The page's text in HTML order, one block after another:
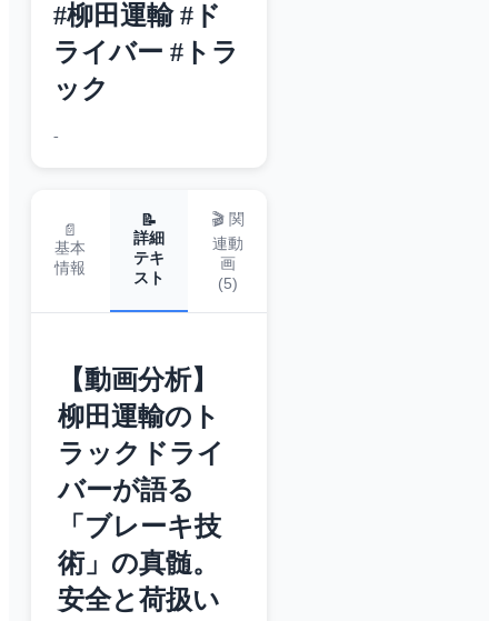
#柳田運輸 #ド
ライバー #トラ
ック
-
📄
基本
情報
📝
詳細
テキ
スト
🎬 関
連動
画
(5)
【動画分析】
柳田運輸のト
ラックドライ
バーが語る
「ブレーキ技
術」の真髄。
安全と荷扱い